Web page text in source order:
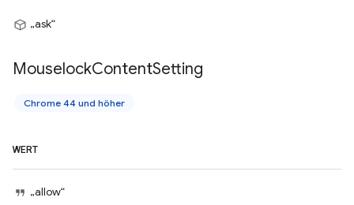
„ask“
MouselockContentSetting
Chrome 44 und höher
WERT
„allow“